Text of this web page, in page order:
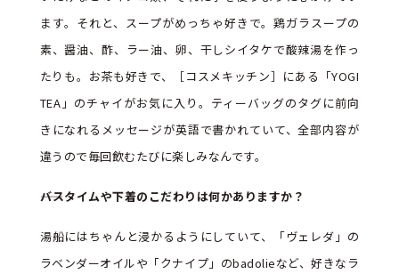
ます。それと、スープがめっちゃ好きで。鶏ガラスープの
素、醤油、酢、ラー油、卵、干しシイタケで酸辣湯を作っ
たりも。お茶も好きで、［コスメキッチン］にある「YOGI
TEA」のチャイがお気に入り。ティーバッグのタグに前向
きになれるメッセージが英語で書かれていて、全部内容が
違うので毎回飲むたびに楽しみなんです。
――バスタイムや下着のこだわりは何かありますか？
湯船にはちゃんと浸かるようにしていて、「ヴェレダ」の
ラベンダーオイルや「クナイプ」のbadolieなど、好きなラ